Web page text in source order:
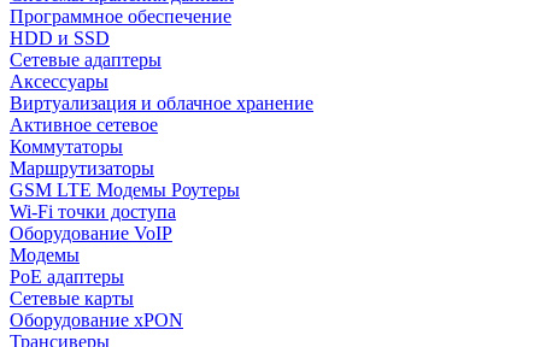
Программное обеспечение
HDD и SSD
Сетевые адаптеры
Аксессуары
Виртуализация и облачное хранение
Активное сетевое
Коммутаторы
Маршрутизаторы
GSM LTE Модемы Роутеры
Wi-Fi точки доступа
Оборудование VoIP
Модемы
PoE адаптеры
Сетевые карты
Оборудование xPON
Трансиверы